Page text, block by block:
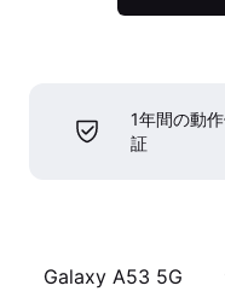
1年間の動
証
Galaxy A53 5G